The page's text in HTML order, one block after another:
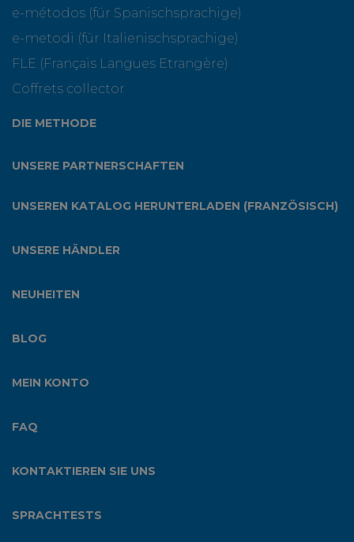
e-métodos (für Spanischsprachige)
e-metodi (für Italienischsprachige)
FLE (Français Langues Etrangère)
Coffrets collector
DIE METHODE
UNSERE PARTNERSCHAFTEN
UNSEREN KATALOG HERUNTERLADEN (FRANZÖSISCH)
UNSERE HÄNDLER
NEUHEITEN
BLOG
MEIN KONTO
FAQ
KONTAKTIEREN SIE UNS
SPRACHTESTS